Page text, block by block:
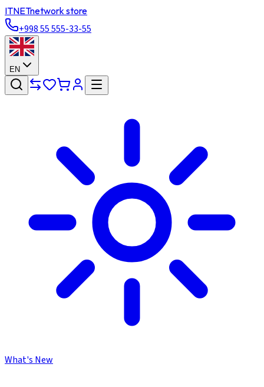
ITNETnetwork store
+998 55 555-33-55
EN
What's New